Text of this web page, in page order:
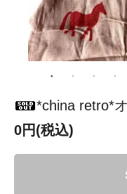
*china retro*
0円(税込)